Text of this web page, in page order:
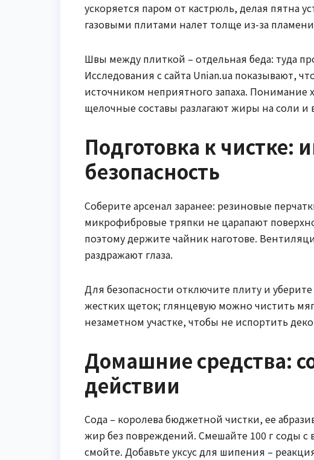
ускоряется паром от кастрюль, делая пятна
газовыми плитами налет толще из-за
Швы между плиткой – отдельная беда: туда
Исследования с сайта Unian.ua показывают,
источником неприятного запаха.
щелочные составы разлагают жиры на соли и
Подготовка к чистке:
безопасность
Соберите арсенал заранее: резиновые
микрофибровые тряпки не царапают
поэтому держите чайник наготове.
раздражают глаза.
Для безопасности отключите плиту и
жестких щеток; глянцевую можно чистить
незаметном участке, чтобы не испортить
Домашние средства:
действии
Сода – королева бюджетной чистки, ее
жир без повреждений. Смешайте 100 г соды с
смойте. Добавьте уксус для шипения –